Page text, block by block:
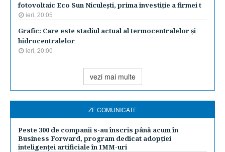
fotovoltaic Eco Sun Niculeşti, prima investiţie a firmei t
ieri, 20:05
Grafic: Care este stadiul actual al termocentralelor şi
hidrocentralelor
ieri, 20:00
vezi mai multe
ZF COMUNICATE
Peste 300 de companii s-au înscris până acum în
Business Forward, program dedicat adopției
inteligenței artificiale în IMM-uri